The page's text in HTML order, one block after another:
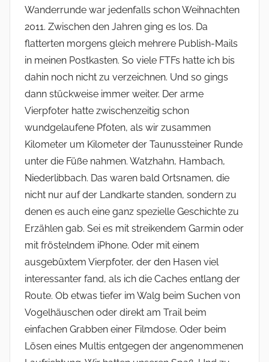
Wanderrunde war jedenfalls schon Weihnachten
2011. Zwischen den Jahren ging es los. Da
flatterten morgens gleich mehrere Publish-Mails
in meinen Postkasten. So viele FTFs hatte ich bis
dahin noch nicht zu verzeichnen. Und so gings
dann stückweise immer weiter. Der arme
Vierpfoter hatte zwischenzeitig schon
wundgelaufene Pfoten, als wir zusammen
Kilometer um Kilometer der Taunussteiner Runde
unter die Füße nahmen. Watzhahn, Hambach,
Niederlibbach. Das waren bald Ortsnamen, die
nicht nur auf der Landkarte standen, sondern zu
denen es auch eine ganz spezielle Geschichte zu
Erzählen gab. Sei es mit streikendem Garmin oder
mit fröstelndem iPhone. Oder mit einem
ausgebüxtem Vierpfoter, der den Hasen viel
interessanter fand, als ich die Caches entlang der
Route. Ob etwas tiefer im Walg beim Suchen von
Vogelhäuschen oder direkt am Trail beim
einfachen Grabben einer Filmdose. Oder beim
Lösen eines Multis entgegen der angenommenen